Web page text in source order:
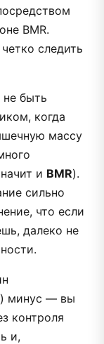
BMR.
следить
быть
когда
массу
и BMR).
сильно
что если
далеко не
минус — вы
контроля
и,